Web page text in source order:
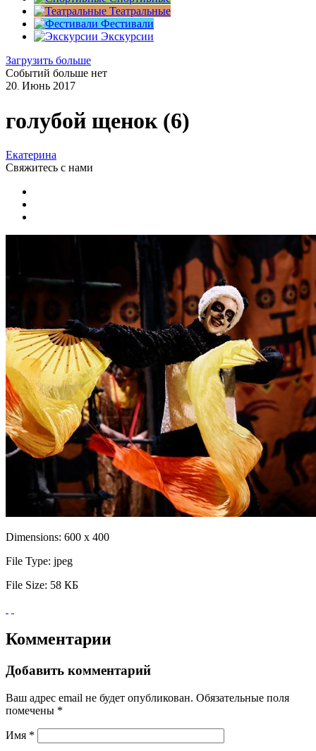
Театральные
Фестивали
Экскурсии
Загрузить больше
Событий больше нет
20. Июнь 2017
голубой щенок (6)
Екатерина
Свяжитесь с нами
Dimensions: 600 x 400
File Type: jpeg
File Size: 58 КБ
Комментарии
Добавить комментарий
Ваш адрес email не будет опубликован. Обязательные поля
помечены *
Имя *